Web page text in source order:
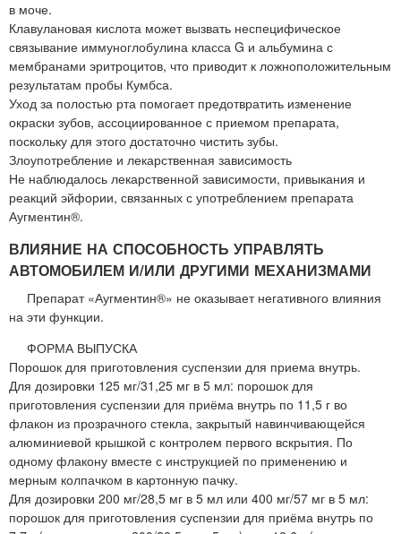
в моче.
Клавулановая кислота может вызвать неспецифическое
связывание иммуноглобулина класса G и альбумина с
мембранами эритроцитов, что приводит к ложноположительным
результатам пробы Кумбса.
Уход за полостью рта помогает предотвратить изменение
окраски зубов, ассоциированное с приемом препарата,
поскольку для этого достаточно чистить зубы.
Злоупотребление и лекарственная зависимость
Не наблюдалось лекарственной зависимости, привыкания и
реакций эйфории, связанных с употреблением препарата
Аугментин®.
ВЛИЯНИЕ НА СПОСОБНОСТЬ УПРАВЛЯТЬ
АВТОМОБИЛЕМ И/ИЛИ ДРУГИМИ МЕХАНИЗМАМИ
Препарат «Аугментин®» не оказывает негативного влияния
на эти функции.
ФОРМА ВЫПУСКА
Порошок для приготовления суспензии для приема внутрь.
Для дозировки 125 мг/31,25 мг в 5 мл: порошок для
приготовления суспензии для приёма внутрь по 11,5 г во
флакон из прозрачного стекла, закрытый навинчивающейся
алюминиевой крышкой с контролем первого вскрытия. По
одному флакону вместе с инструкцией по применению и
мерным колпачком в картонную пачку.
Для дозировки 200 мг/28,5 мг в 5 мл или 400 мг/57 мг в 5 мл:
порошок для приготовления суспензии для приёма внутрь по